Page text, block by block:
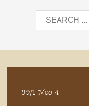
99/1 Moo 4